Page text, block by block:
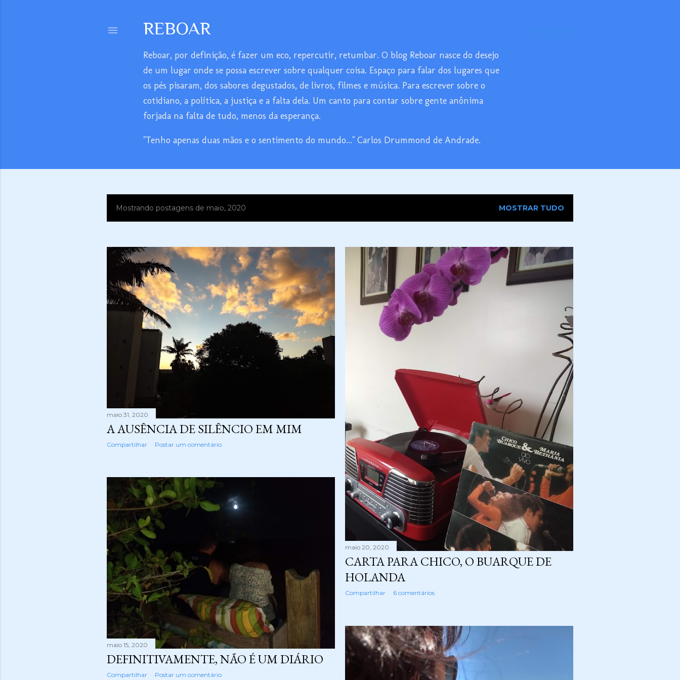
REBOAR
Reboar, por definição, é fazer um eco, repercutir, retumbar. O blog Reboar nasce do desejo
de um lugar onde se possa escrever sobre qualquer coisa. Espaço para falar dos lugares que
os pés pisaram, dos sabores degustados, de livros, filmes e música. Para escrever sobre o
cotidiano, a política, a justiça e a falta dela. Um canto para contar sobre gente anônima
forjada na falta de tudo, menos da esperança.
"Tenho apenas duas mãos e o sentimento do mundo..." Carlos Drummond de Andrade.
s
a
g
Mostrando postagens de maio, 2020 MOSTRAR TUDO
maio 31, 2020
A AUSÊNCIA DE SILÊNCIO EM MIM
Compartilhar Postar um comentário
maio 20, 2020
CARTA PARA CHICO, O BUARQUE DE
HOLANDA
Compartilhar 6 comentários
maio 15, 2020
DEFINITIVAMENTE, NÃO É UM DIÁRIO
Compartilhar Postar um comentário